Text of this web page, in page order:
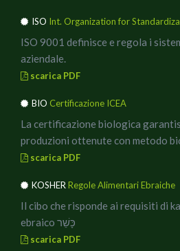
forchetta, in ogni piatto prima
o tre nidi di spaghetto, qualche
delle briciole di Ricotta affumicata.
In abbinamento un buon vino
Buon Appetito!!
ISO Int. Organization for
ISO 9001 definisce e regola i
aziendale.
scarica PDF
BIO Certificazione ICEA
La certificazione biologica
produzioni ottenute con metodo
scarica PDF
KOSHER Regole Alimentari Ebraiche
Il cibo che risponde ai requisiti di
ebraico כָּשֵׁר
scarica PDF